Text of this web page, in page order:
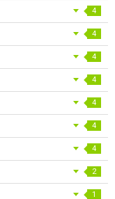
4
4
4
4
4
4
4
2
1